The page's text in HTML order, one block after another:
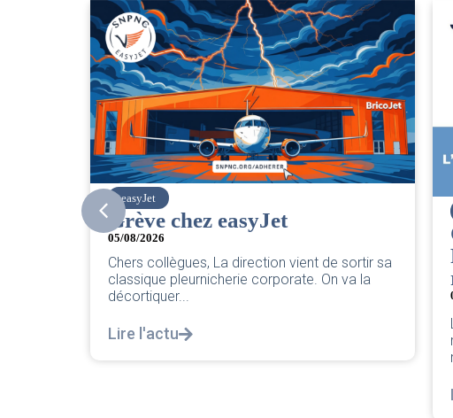
easyJet
La direction vient de sortir sa
corporate. On va la
CER/CRPN :
PNC/Pilotes unie
réponse législative
L’intersyndicale PNC/
réponse législative